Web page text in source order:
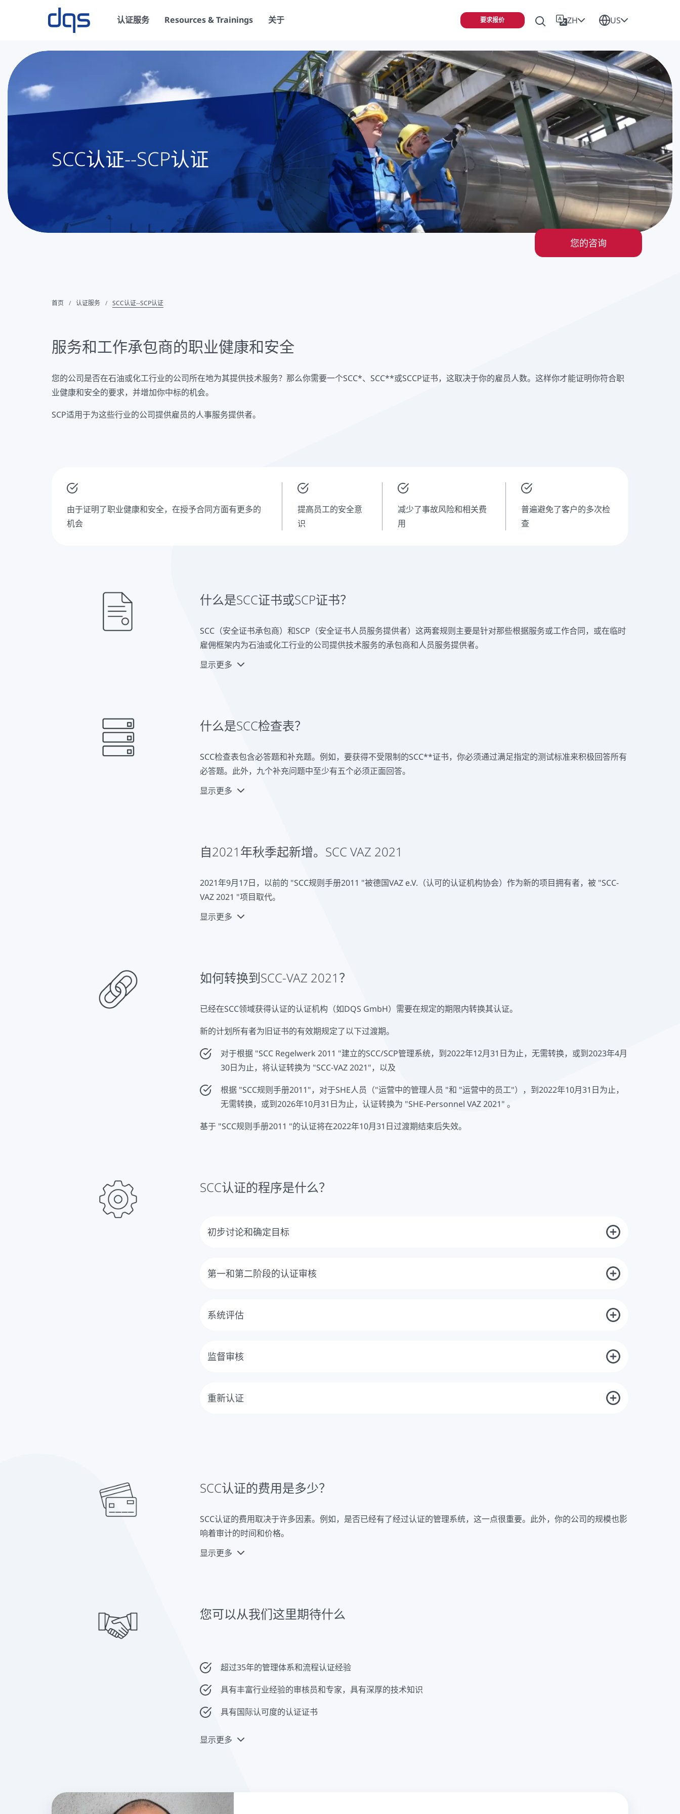
认证服务 Resources & Trainings 关于 要求报价 ZH US
SCC认证--SCP认证
您的咨询
首页 认证服务 SCC认证--SCP认证
服务和工作承包商的职业健康和安全
您的公司是否在石油或化工行业的公司所在地为其提供技术服务？那么你需要一个SCC*、SCC**或SCCP证书，这取决于你的雇员人数。这样你才能证明你符合职
业健康和安全的要求，并增加你中标的机会。
SCP适用于为这些行业的公司提供雇员的人事服务提供者。
由于证明了职业健康和安全，在授予合同方面有更多的
机会
提高员工的安全意
识
减少了事故风险和相关费
用
普遍避免了客户的多次检
查
什么是SCC证书或SCP证书？
SCC（安全证书承包商）和SCP（安全证书人员服务提供者）这两套规则主要是针对那些根据服务或工作合同，或在临时
雇佣框架内为石油或化工行业的公司提供技术服务的承包商和人员服务提供者。
SCC条例的两个变体都规定了职业安全的要求，并考虑到了健康和环境保护方面。核心要素是SCC检查表/SCP检查表，其
SCC*证书--限制性认证
SCCP证书--石油化工认证
SCP证书--人员服务提供者的认证
显示更多
什么是SCC检查表？
SCC检查表包含必答题和补充题。例如，要获得不受限制的SCC**证书，你必须通过满足指定的测试标准来积极回答所有
必答题。此外，九个补充问题中至少有五个必须正面回答。
对人事服务提供者的评估是基于修改后的SCP检查表。我们为SCC/SCP法规的所有变体提供预审和认证。我们的审核员具
显示更多
自2021年秋季起新增。SCC VAZ 2021
2021年9月17日，以前的 "SCC规则手册2011 "被德国VAZ e.V.（认可的认证机构协会）作为新的项目拥有者，被 "SCC-
VAZ 2021 "项目取代。
根据 "SCC规则手册2011"，SHE人员的认证计划*。("业务经理 "和 "业务雇员")也被VAZ e.V.采用，并被新项目 "SHE-
在新的合格评估项目的基础上提供SCC领域的认证。
显示更多
如何转换到SCC-VAZ 2021？
已经在SCC领域获得认证的认证机构（如DQS GmbH）需要在规定的期限内转换其认证。
新的计划所有者为旧证书的有效期规定了以下过渡期。
对于根据 "SCC Regelwerk 2011 "建立的SCC/SCP管理系统，到2022年12月31日为止，无需转换，或到2023年4月
30日为止，将认证转换为 "SCC-VAZ 2021"，以及
根据 "SCC规则手册2011"，对于SHE人员（"运营中的管理人员 "和 "运营中的员工"），到2022年10月31日为止，
无需转换，或到2026年10月31日为止，认证转换为 "SHE-Personnel VAZ 2021" 。
基于 "SCC规则手册2011 "的认证将在2022年10月31日过渡期结束后失效。
SCC认证的程序是什么？
初步讨论和确定目标
第一和第二阶段的认证审核
员使用SCC/SCP对所有管理过程的有效性进行评估。审核结果将在最后一次会议上提出。如有必要，将商定行动计
系统评估
监督审核
重新认证
SCC认证的费用是多少？
SCC认证的费用取决于许多因素。例如，是否已经有了经过认证的管理系统，这一点很重要。此外，你的公司的规模也影
响着审计的时间和价格。
员工人数，以及车间、项目、建筑工地或露天场所的数量是需要考虑的其他因素。由于这些原因，根据SCC/SCP进行认
显示更多
您可以从我们这里期待什么
超过35年的管理体系和流程认证经验
具有丰富行业经验的审核员和专家，具有深厚的技术知识
具有国际认可度的认证证书
显示更多